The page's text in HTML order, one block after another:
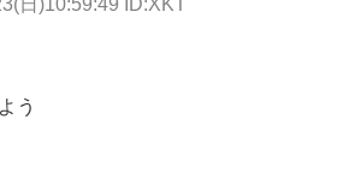
日)10:59:49 ID:XKT
う